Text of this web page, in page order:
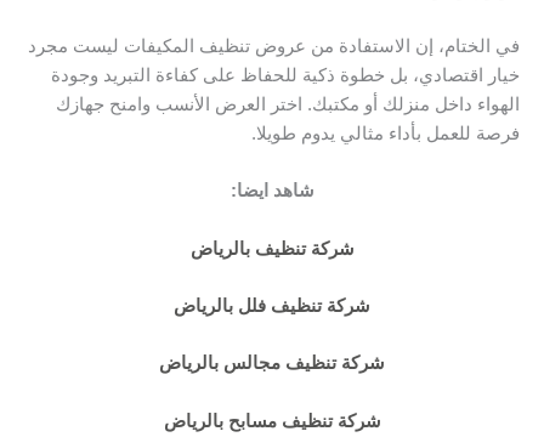
في الختام، إن الاستفادة من عروض تنظيف المكيفات ليست مجرد
خيار اقتصادي، بل خطوة ذكية للحفاظ على كفاءة التبريد وجودة
الهواء داخل منزلك أو مكتبك. اختر العرض الأنسب وامنح جهازك
فرصة للعمل بأداء مثالي يدوم طويلا.
شاهد ايضا:
شركة تنظيف بالرياض
شركة تنظيف فلل بالرياض
شركة تنظيف مجالس بالرياض
شركة تنظيف مسابح بالرياض